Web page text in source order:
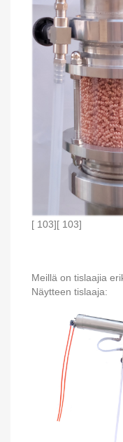
[ 103][ 103]
Meillä on tislaajia
Näytteen tislaaja: